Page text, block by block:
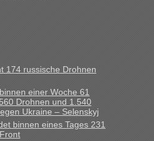
schließlich immer unter
nur sagen dass das privat ist
willst. So lange das nicht
das nicht neu sollte es
174 russische Drohnen
einer Woche 61
Drohnen und 1.540
Ukraine – Selenskyj
binnen eines Tages 231